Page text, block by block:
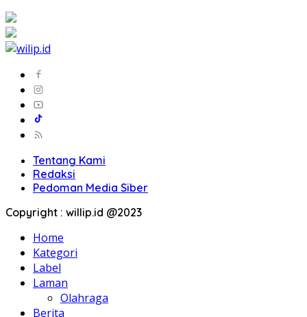
Tentang Kami
Redaksi
Pedoman Media Siber
Copyright : willip.id @2023
Home
Kategori
Label
Laman
Olahraga
Berita